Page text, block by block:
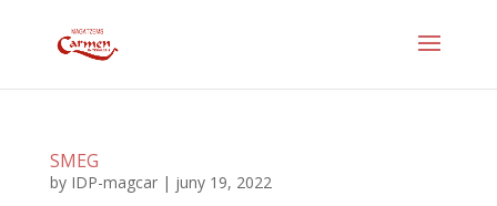
SMEG
by IDP-magcar| juny 19, 2022